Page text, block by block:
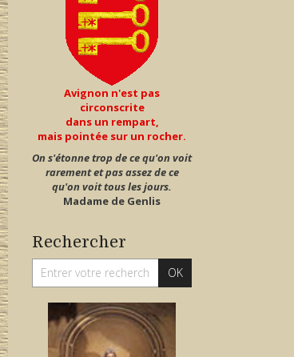
Avignon n'est pas
circonscrite
dans un rempart,
mais pointée sur un rocher.
On s'étonne trop de ce qu'on voit
rarement et pas assez de ce
qu'on voit tous les jours.
Madame de Genlis
Rechercher